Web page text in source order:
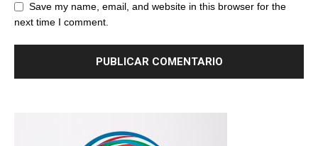
Save my name, email, and website in this browser for the
next time I comment.